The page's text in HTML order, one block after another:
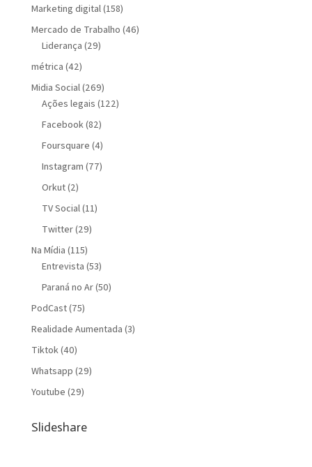
Marketing digital(158)
Mercado de Trabalho (46)
Liderança (29)
métrica (42)
Midia Social(269)
Ações legais (122)
Facebook(82)
Foursquare (4)
Instagram (77)
Orkut(2)
TV Social(11)
Twitter(29)
Na Mídia (115)
Entrevista (53)
Paraná no Ar(50)
PodCast(75)
Realidade Aumentada (3)
Tiktok(40)
Whatsapp (29)
Youtube (29)
Slideshare